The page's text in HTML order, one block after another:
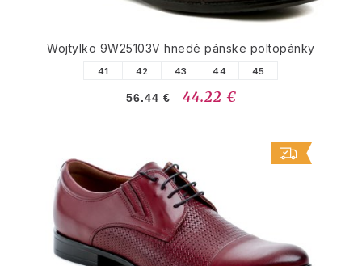
Wojtylko 9W25103V hnedé pánske poltopánky
41 42 43 44 45
56.44 € 44.22 €